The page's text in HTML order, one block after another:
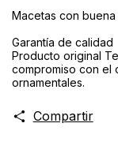
Macetas con
Garantía de calidad
Producto original
compromiso con el
ornamentales.
Compartir